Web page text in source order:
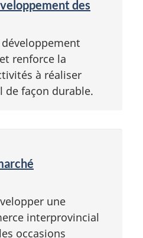
des
renforce la
à réaliser
façon durable.
une
interprovincial
occasions